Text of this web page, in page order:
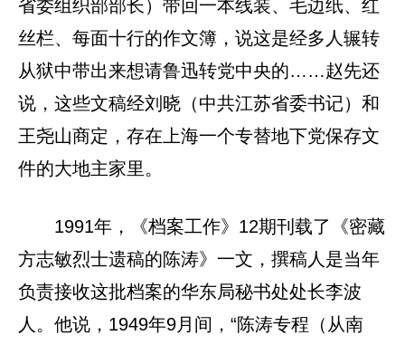
省委组织部部长）带回一本线装、毛边纸、红
丝栏、每面十行的作文簿，说这是经多人辗转
从狱中带出来想请鲁迅转党中央的……赵先还
说，这些文稿经刘晓（中共江苏省委书记）和
王尧山商定，存在上海一个专替地下党保存文
件的大地主家里。
1991年，《档案工作》12期刊载了《密藏
方志敏烈士遗稿的陈涛》一文，撰稿人是当年
负责接收这批档案的华东局秘书处处长李波
人。他说，1949年9月间，“陈涛专程（从南